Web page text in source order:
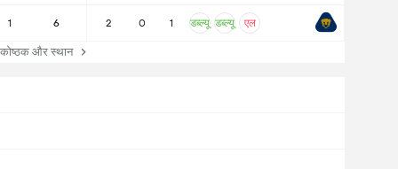
1 6 2 0 1 डब्ल्यू डब्ल्यू एल
और स्थान